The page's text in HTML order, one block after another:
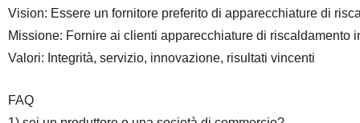
Vision: Essere un fornitore preferito di apparecchiature di
Missione: Fornire ai clienti apparecchiature di riscaldamento
Valori: Integrità, servizio, innovazione, risultati vincenti
FAQ